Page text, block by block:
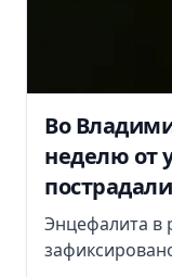
Во
неделю от
Энцефалита в